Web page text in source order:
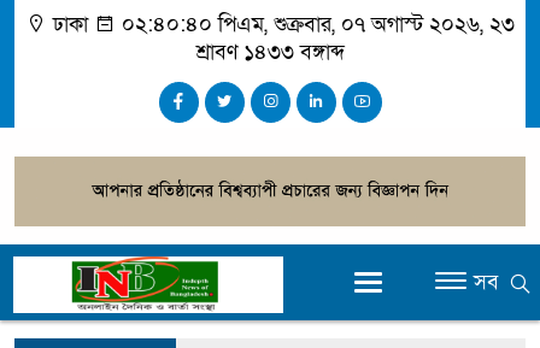
ঢাকা ০২:৪০:৪০ পিএম, শুক্রবার, ০৭ অগাস্ট ২০২৬, ২৩
শ্রাবণ ১৪৩৩ বঙ্গাব্দ
সব